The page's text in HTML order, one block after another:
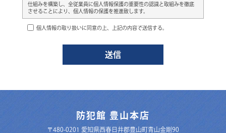
仕組みを構築し、全従業員に個人情報保護の重要性の認識と取組みを徹底
させることにより、個人情報の保護を推進致します。
個人情報の管理
セキュリティシステムの維持・管理体制の整備・社員教育の徹底等の必要
な措置を講じ、安全対策を実施し個人情報の厳重な管理を行ないます。
本ウェブサイトでは、お客様からのお問い合わせ時に、お名前、e-mailアド
お客さまからお預かりした個人情報は、中部システムからのご連絡や業務
のご案内やご質問に対する回答として、電子メールや資料のご送付に利用
個人情報の取り扱いに同意の上、上記の内容で送信する。
防犯館 豊山本店
〒480-0201 愛知県西春日井郡豊山町青山金剛90